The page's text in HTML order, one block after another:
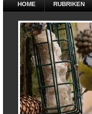
HOME RUBRIKEN